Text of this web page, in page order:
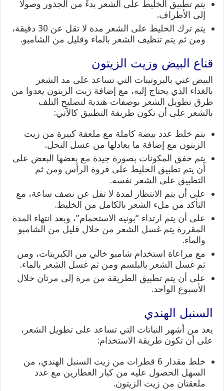
يتم تطبيق الخليط على الشعر بدءً من الجذور وصولًا
إلى الأطراف.
يتم ترك الخليط على الشعر مدة لا تقل عن 30 دقيقة،
ومن ثم يتم تنظيف الشعر بالماء وقليل من الشامبو.
قناع البيض وزيت الزيتون
البيض غني بالبروتينات التي تساعد على مد الشعر
بالغذاء الذي يحتاج إليه، مع إضافة زيت الزيتون يعدوا من
طرق تطويل الشعر بوصفات هندية لتصليح التلف
بالشعر على أن تكون طريقة التطبيق كالآتي:
يتم خلط عدد بيضة كاملة مع ملعقة كبيرة من زيت
الزيتون مع إضافة ما يعادلها من عسل النحل.
يتم خفق المكونات بصورة جيدة مع بعضها البعض على
أن يتم تطبيق الخليط على فروة الرأس ومن ثم
التطبيق على الشعر نفسه.
على أن يتم الانتظار لمدة لا تقل عن نصف ساعة، مع
التأكد من ملء الشعر بالكامل من الخليط.
على أن يتم ارتداء “بونيه الاستحمام”، وبعد انتهاء المدة
المقررة يتم غسل الشعر من خلال قليل من الشامبو
والماء.
مع مراعاة استخدام شامبو خالي من الكبريتات، ومن
ثم غسل الشعر بالبلسم ومن ثم غسل الشعر بالماء.
على أن يتم تطبيق الطريقة من مرة إلى مرتان خلال
الأسبوع الواحد.
السنبل الهندي
يعد من أشهر النباتات التي تساعد على تطويل الشعر،
على أن تكون طريقة الاستخدام:
خلط مقدار 6 قطرات من زيت السنبل الهندي، من
السهل الحصول عليه من كبار العطارين مع عدد
ملعقتان من زيت الزيتون.